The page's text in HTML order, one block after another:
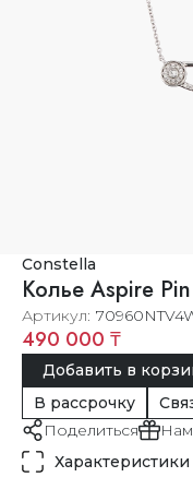
Constella
Колье Aspire
Артикул
490 000 ₸
Добавить в
В рассрочку
Поделиться
Характеристики